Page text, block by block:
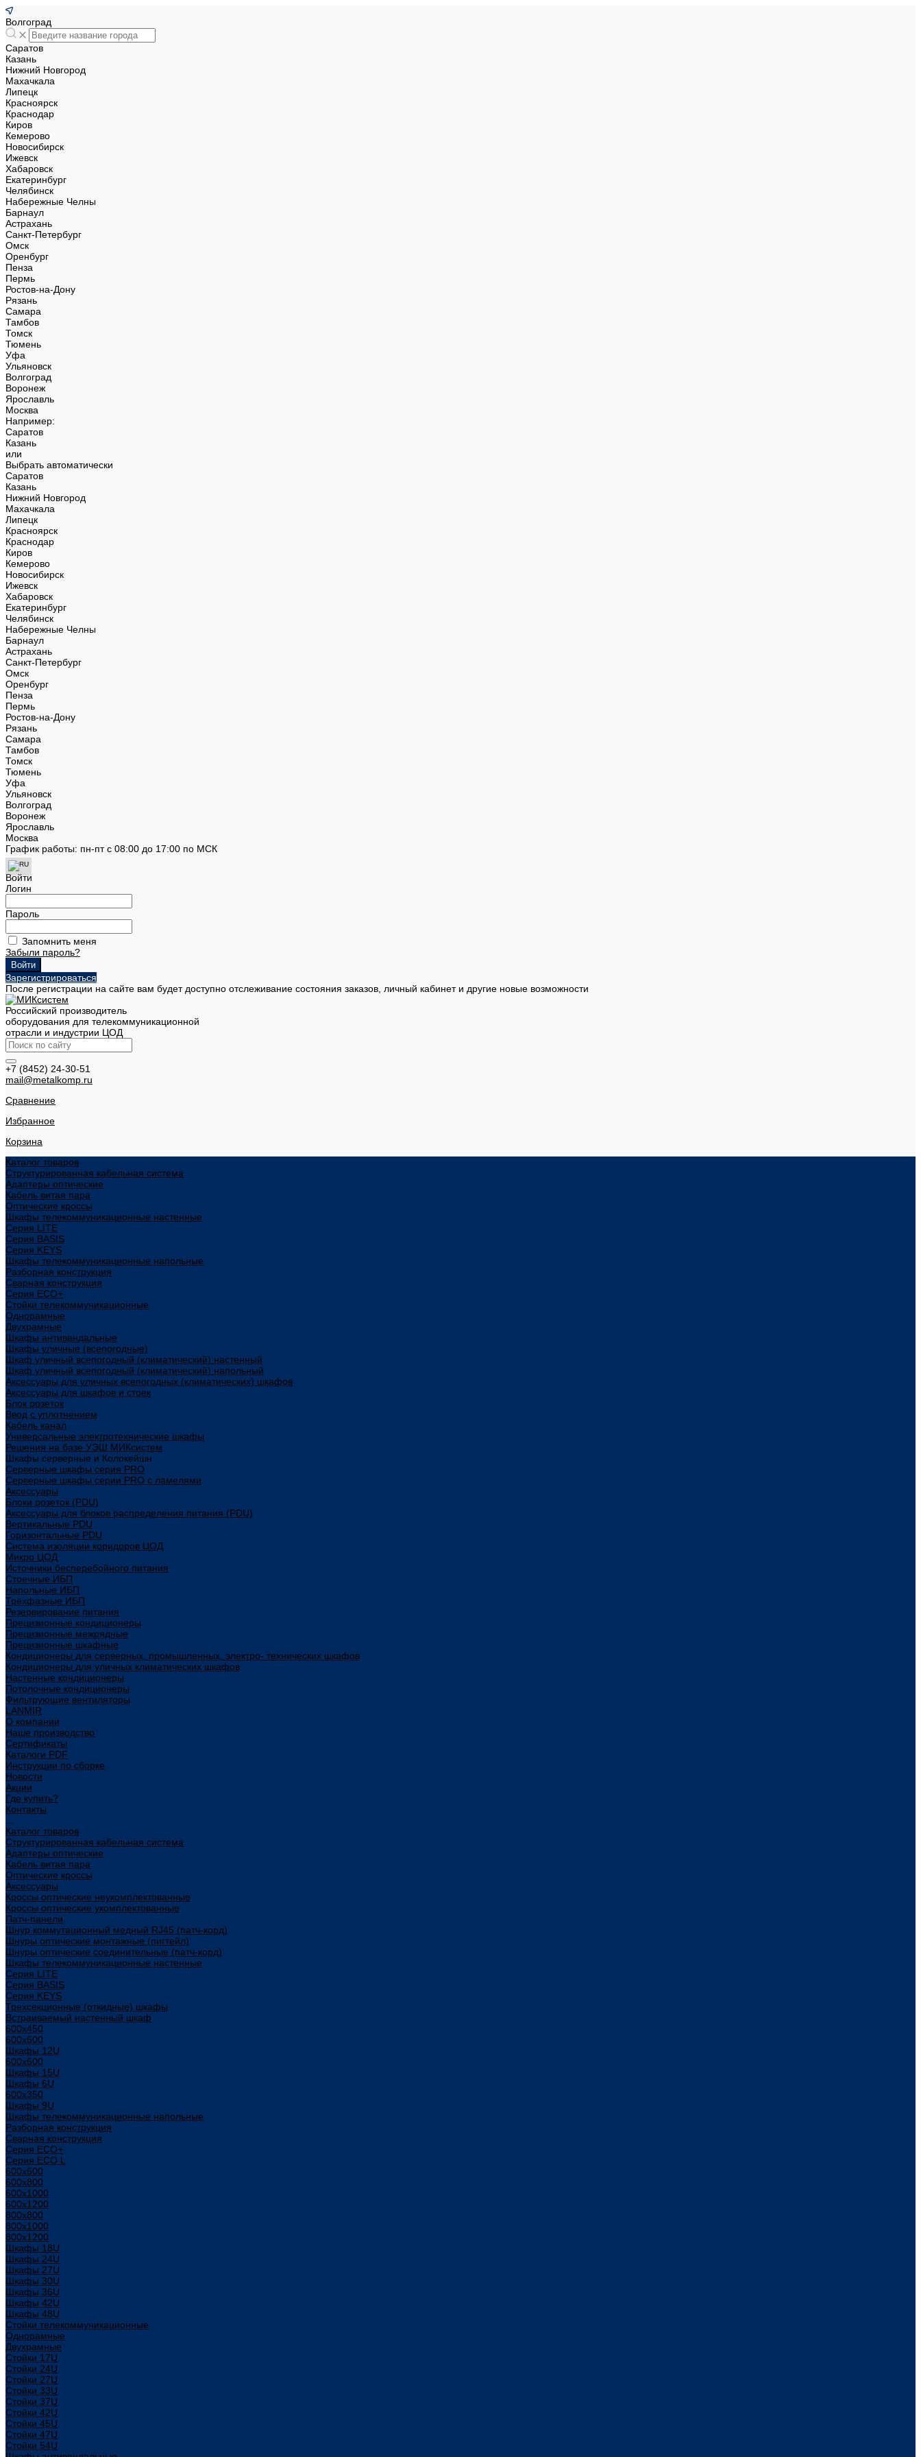
Волгоград
Саратов
Казань
Нижний Новгород
Махачкала
Липецк
Красноярск
Краснодар
Киров
Кемерово
Новосибирск
Ижевск
Хабаровск
Екатеринбург
Челябинск
Набережные Челны
Барнаул
Астрахань
Санкт-Петербург
Омск
Оренбург
Пенза
Пермь
Ростов-на-Дону
Рязань
Самара
Тамбов
Томск
Тюмень
Уфа
Ульяновск
Волгоград
Воронеж
Ярославль
Москва
Например:
Саратов
Казань
или
Выбрать автоматически
Саратов
Казань
Нижний Новгород
Махачкала
Липецк
Красноярск
Краснодар
Киров
Кемерово
Новосибирск
Ижевск
Хабаровск
Екатеринбург
Челябинск
Набережные Челны
Барнаул
Астрахань
Санкт-Петербург
Омск
Оренбург
Пенза
Пермь
Ростов-на-Дону
Рязань
Самара
Тамбов
Томск
Тюмень
Уфа
Ульяновск
Волгоград
Воронеж
Ярославль
Москва
График работы: пн-пт с 08:00 до 17:00 по МСК
Войти
Логин
Пароль
Запомнить меня
Забыли пароль?
Зарегистрироваться
После регистрации на сайте вам будет доступно отслеживание состояния заказов, личный кабинет и другие новые возможности
Российский производитель
оборудования для телекоммуникационной
отрасли и индустрии ЦОД
+7 (8452) 24-30-51
mail@metalkomp.ru
Сравнение
Избранное
Корзина
Каталог товаров
Структурированная кабельная система
Адаптеры оптические
Кабель витая пара
Оптические кроссы
Шкафы телекоммуникационные настенные
Cерия LITE
Cерия BASIS
Cерия KEYS
Шкафы телекоммуникационные напольные
Разборная конструкция
Сварная конструкция
Серия ECO+
Стойки телекоммуникационные
Однорамные
Двухрамные
Шкафы антивандальные
Шкафы уличные (всепогодные)
Шкаф уличный всепогодный (климатический) настенный
Шкаф уличный всепогодный (климатический) напольный
Аксессуары для уличных всепогодных (климатических) шкафов
Аксессуары для шкафов и стоек
Блок розеток
Ввод с уплотнением
Кабель канал
Универсальные электротехнические шкафы
Решения на базе УЭШ МИКсистем
Шкафы серверные и Колокейшн
Серверные шкафы серия PRO
Серверные шкафы серии PRO с ламелями
Аксессуары
Блоки розеток (PDU)
Аксессуары для блоков распределения питания (PDU)
Вертикальные PDU
Горизонтальные PDU
Система изоляции коридоров ЦОД
Микро ЦОД
Источники бесперебойного питания
Стоечные ИБП
Напольные ИБП
Трёхфазные ИБП
Резервирование питания
Прецизионные кондиционеры
Прецизионные межрядные
Прецизионные шкафные
Кондиционеры для серверных, промышленных, электро- технических шкафов
Кондиционеры для уличных климатических шкафов
Настенные кондиционеры
Потолочные кондиционеры
Фильтрующие вентиляторы
LANMIR
О компании
Наше производство
Сертификаты
Каталоги PDF
Инструкции по сборке
Новости
Акции
Где купить?
Контакты
Каталог товаров
Структурированная кабельная система
Адаптеры оптические
Кабель витая пара
Оптические кроссы
Аксессуары
Кроссы оптические неукомплектованные
Кроссы оптические укомплектованные
Патч-панели
Шнур коммутационный медный RJ45 (патч-корд)
Шнуры оптические монтажные (пигтейл)
Шнуры оптические соединительные (патч-корд)
Шкафы телекоммуникационные настенные
Cерия LITE
Cерия BASIS
Cерия KEYS
Трехсекционные (откидные) шкафы
Встраиваемый настенный шкаф
600x450
600x600
Шкафы 12U
600x600
Шкафы 15U
Шкафы 6U
600x350
Шкафы 9U
Шкафы телекоммуникационные напольные
Разборная конструкция
Сварная конструкция
Серия ECO+
Серия ECO L
600x600
600x800
600х1000
600х1200
800x800
800х1000
800х1200
Шкафы 18U
Шкафы 24U
Шкафы 27U
Шкафы 30U
Шкафы 36U
Шкафы 42U
Шкафы 48U
Стойки телекоммуникационные
Однорамные
Двухрамные
Стойки 17U
Стойки 24U
Стойки 27U
Стойки 33U
Стойки 37U
Стойки 42U
Стойки 45U
Стойки 47U
Стойки 54U